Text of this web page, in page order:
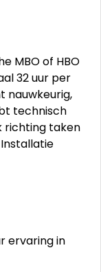
MBO of HBO
32 uur per
nauwkeurig,
technisch
richting taken
ervaring in